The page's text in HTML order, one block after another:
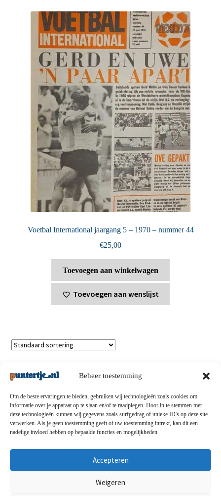
Beheer toestemming
Om de beste ervaringen te bieden, gebruiken wij technologieën zoals cookies om
informatie over je apparaat op te slaan en/of te raadplegen. Door in te stemmen met
deze technologieën kunnen wij gegevens zoals surfgedrag of unieke ID's op deze site
verwerken. Als je geen toestemming geeft of uw toestemming intrekt, kan dit een
nadelige invloed hebben op bepaalde functies en mogelijkheden.
Accepteren
Weigeren
Voetbal International jaargang 5 – 1970 – nummer 44
€25,00
Toevoegen aan winkelwagen
Toevoegen aan wenslijst
Privacybeleid-Verzending en retouren-Algemene
voorwaarden-Disclaimert-Betaalmethoden-Over ons